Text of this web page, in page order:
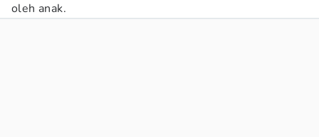
oleh anak.